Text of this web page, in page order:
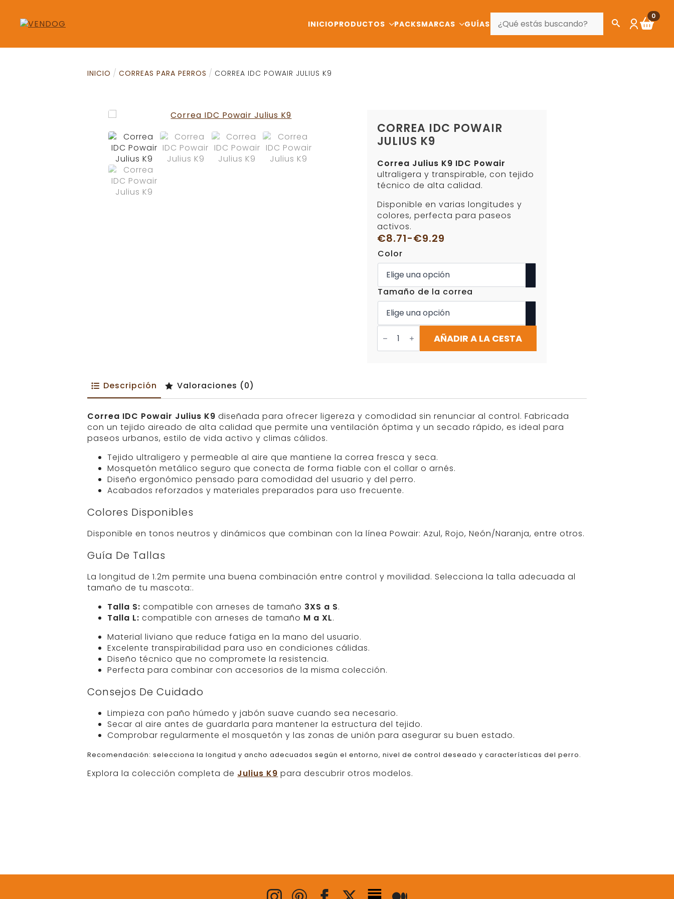
INICIOPRODUCTOS PACKSMARCAS GUÍAS
0
INICIO CORREAS PARA PERROS CORREA IDC POWAIR JULIUS K9
CORREA IDC POWAIR
JULIUS K9
Correa Julius K9 IDC Powair
ultraligera y transpirable, con tejido
técnico de alta calidad.
Disponible en varias longitudes y
colores, perfecta para paseos
activos.
€8.71-€9.29
Rango
de
precios:
desde
€8.71
hasta
€9.29
Color
Tamaño de la correa
Correa
IDC
Powair
Julius
AÑADIR A LA CESTA
Descripción Valoraciones (0)
Correa IDC Powair Julius K9 diseñada para ofrecer ligereza y comodidad sin renunciar al control. Fabricada
con un tejido aireado de alta calidad que permite una ventilación óptima y un secado rápido, es ideal para
paseos urbanos, estilo de vida activo y climas cálidos.
Tejido ultraligero y permeable al aire que mantiene la correa fresca y seca.
Mosquetón metálico seguro que conecta de forma fiable con el collar o arnés.
Diseño ergonómico pensado para comodidad del usuario y del perro.
Acabados reforzados y materiales preparados para uso frecuente.
Colores Disponibles
Disponible en tonos neutros y dinámicos que combinan con la línea Powair: Azul, Rojo, Neón/Naranja, entre otros.
Guía De Tallas
La longitud de 1.2m permite una buena combinación entre control y movilidad. Selecciona la talla adecuada al
tamaño de tu mascota:.
Talla S: compatible con arneses de tamaño 3XS a S.
Talla L: compatible con arneses de tamaño M a XL.
Material liviano que reduce fatiga en la mano del usuario.
Excelente transpirabilidad para uso en condiciones cálidas.
Diseño técnico que no compromete la resistencia.
Perfecta para combinar con accesorios de la misma colección.
Consejos De Cuidado
Limpieza con paño húmedo y jabón suave cuando sea necesario.
Secar al aire antes de guardarla para mantener la estructura del tejido.
Comprobar regularmente el mosquetón y las zonas de unión para asegurar su buen estado.
Recomendación: selecciona la longitud y ancho adecuados según el entorno, nivel de control deseado y características del perro.
Explora la colección completa de Julius K9 para descubrir otros modelos.